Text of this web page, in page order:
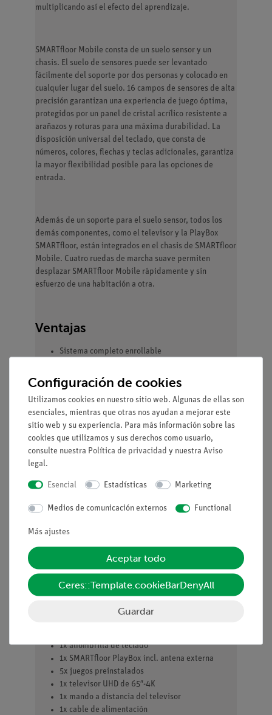
multiplicando así el efecto del aprendizaje.
SMARTfloor Mobile consta de un suelo sensor y un
chasis. El suelo de sensores puede ser levantado
fácilmente del soporte por dos personas y colocado en
cualquier lugar del suelo. 16 campos de sensores de alta
precisión garantizan una experiencia de juego óptima,
protegidos por un panel de cristal acrílico resistente a
arañazos y roturas para una máxima durabilidad. La
disposición universal del teclado, que consta de
números, colores, flechas y teclas adicionales, garantiza
la mayor flexibilidad posible para las opciones de
entrada.
Además de un soporte para el suelo sensor, todos los
demás componentes, como el televisor y la PlayBox
SMARTfloor, están integrados en el chasis de SMARTfloor
Mobile. Cuatro ruedas de marcha suave permiten
desplazar SMARTfloor Mobile rápidamente y sin
esfuerzo de una habitación a otra.
Ventajas
Sistema completo enrollable
Pantalla grande e integrada
Mínimo esfuerzo de cableado
Equipo y especificaciones
técnicas
cm)
Televisor 4K UHD de 65″ integrado como pantalla
SMARTfloor PlayBox para conectar el suelo con
sensores
Chasis suave y bloqueable con protección
Volumen de suministro
1x alfombrilla de teclado
1x SMARTfloor PlayBox incl. antena externa
5x juegos preinstalados
1x televisor UHD de 65″-4K
1x mando a distancia del televisor
1x cable de alimentación
Configuración de cookies
Utilizamos cookies en nuestro sitio web. Algunas de ellas son
esenciales, mientras que otras nos ayudan a mejorar este
sitio web y su experiencia. Para más información sobre las
cookies que utilizamos y sus derechos como usuario,
consulte nuestra Política de privacidad y nuestra Aviso
legal.
Esencial Estadísticas Marketing
Medios de comunicación externos Functional
Más ajustes
Aceptar todo
Ceres::Template.cookieBarDenyAll
Guardar